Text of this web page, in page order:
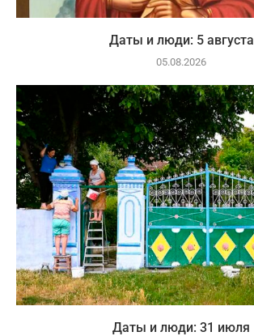
Даты и люди: 5 августа
05.08.2026
Даты и люди: 31 июля